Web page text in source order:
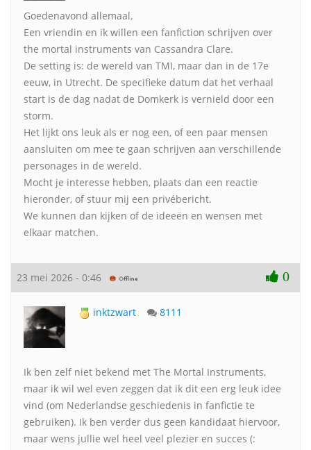
Goedenavond allemaal,
Een vriendin en ik willen een fanfiction schrijven over
the mortal instruments van Cassandra Clare.
De setting is: de wereld van TMI, maar dan in de 17e
eeuw, in Utrecht. De specifieke datum dat het verhaal
start is de dag nadat de Domkerk is vernield door een
storm.
Het lijkt ons leuk als er nog een, of een paar mensen
aansluiten om mee te gaan schrijven aan verschillende
personages in de wereld.
Mocht je interesse hebben, plaats dan een reactie
hieronder, of stuur mij een privébericht.
We kunnen dan kijken of de ideeën en wensen met
elkaar matchen.
23 mei 2026 - 0:46 0
inktzwart 8111
Ik ben zelf niet bekend met The Mortal Instruments,
maar ik wil wel even zeggen dat ik dit een erg leuk idee
vind (om Nederlandse geschiedenis in fanfictie te
gebruiken). Ik ben verder dus geen kandidaat hiervoor,
maar wens jullie wel heel veel plezier en succes (: